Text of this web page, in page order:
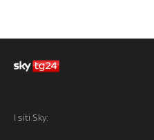
I siti Sky: